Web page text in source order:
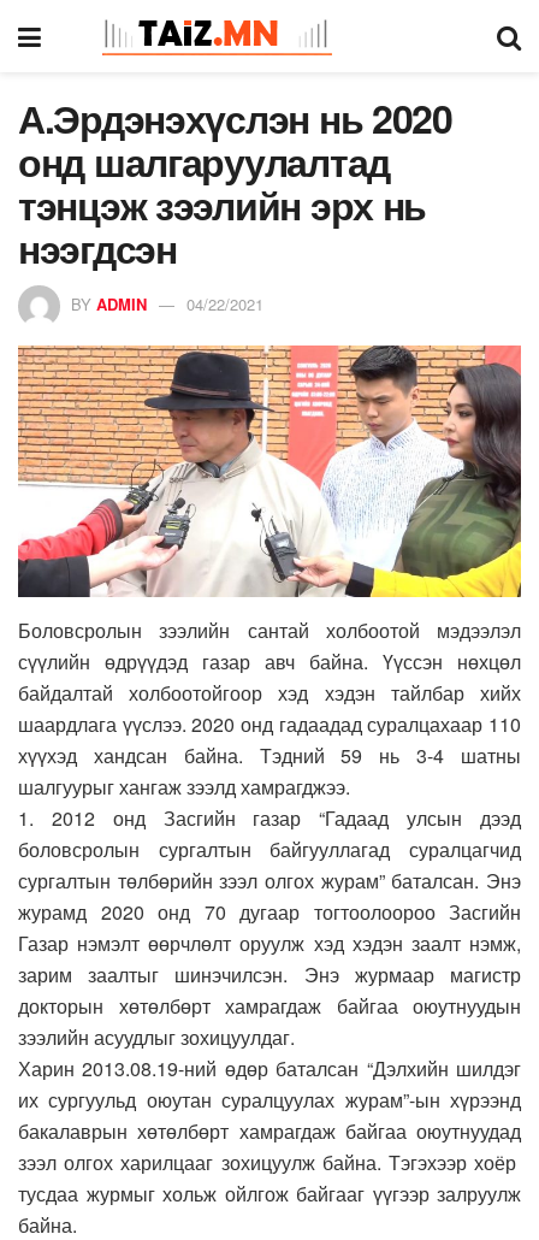
А.Эрдэнэхүслэн нь 2020
онд шалгаруулалтад
тэнцэж зээлийн эрх нь
нээгдсэн
BY ADMIN 04/22/2021
Боловсролын зээлийн сантай холбоотой мэдээлэл
сүүлийн өдрүүдэд газар авч байна. Үүссэн нөхцөл
байдалтай холбоотойгоор хэд хэдэн тайлбар хийх
шаардлага үүслээ. 2020 онд гадаадад суралцахаар 110
хүүхэд хандсан байна. Тэдний 59 нь 3-4 шатны
шалгуурыг хангаж зээлд хамрагджээ.
1. 2012 онд Засгийн газар “Гадаад улсын дээд
боловсролын сургалтын байгууллагад суралцагчид
сургалтын төлбөрийн зээл олгох журам” баталсан. Энэ
журамд 2020 онд 70 дугаар тогтоолоороо Засгийн
Газар нэмэлт өөрчлөлт оруулж хэд хэдэн заалт нэмж,
зарим заалтыг шинэчилсэн. Энэ журмаар магистр
докторын хөтөлбөрт хамрагдаж байгаа оюутнуудын
зээлийн асуудлыг зохицуулдаг.
Харин 2013.08.19-ний өдөр баталсан “Дэлхийн шилдэг
их сургуульд оюутан суралцуулах журам”-ын хүрээнд
бакалаврын хөтөлбөрт хамрагдаж байгаа оюутнуудад
зээл олгох харилцааг зохицуулж байна. Тэгэхээр хоёр
тусдаа журмыг хольж ойлгож байгааг үүгээр залруулж
байна.